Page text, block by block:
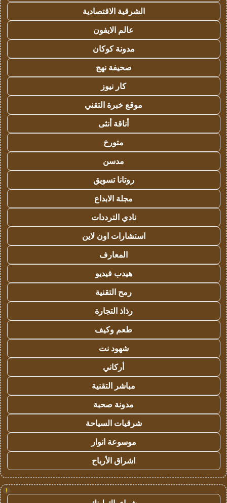
الشرقية الاقتصادية
عالم الايفون
مدونة كوكان
صحيفة نهج
كار نيوز
موقع خبرة التقني
أناقة أنثى
متورخ
مدسن
روتانا تسويق
مجلة الابداع
نادي الترددات
استشارات اون لاين
المعارف
هيدب فيديو
رمح التقنية
رذاذ التجارة
طعم وكيف
شهود نت
أركاني
مباشر التقنية
مدونة صحبة
شرقيات السياحة
موسوعة انوار
اشراق الأرباح
!